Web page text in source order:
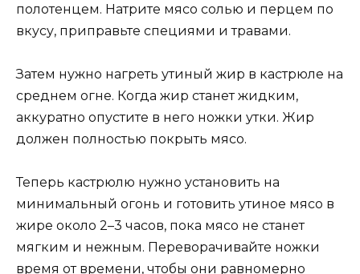
полотенцем. Натрите мясо солью и перцем по
вкусу, приправьте специями и травами.
Затем нужно нагреть утиный жир в кастрюле на
среднем огне. Когда жир станет жидким,
аккуратно опустите в него ножки утки. Жир
должен полностью покрыть мясо.
Теперь кастрюлю нужно установить на
минимальный огонь и готовить утиное мясо в
жире около 2–3 часов, пока мясо не станет
мягким и нежным. Переворачивайте ножки
время от времени, чтобы они равномерно